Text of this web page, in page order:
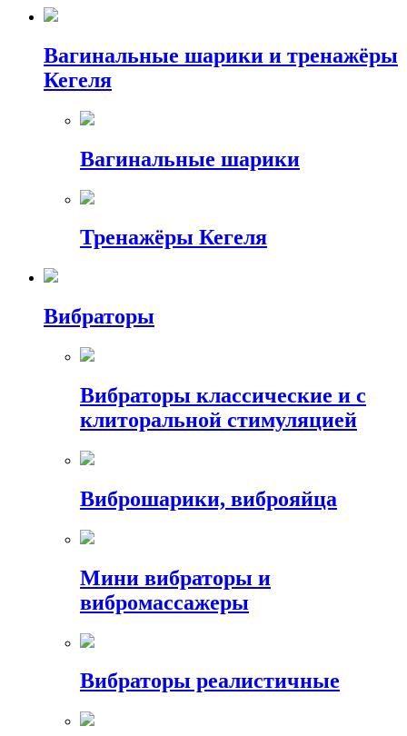
Вагинальные шарики и тренажёры
Кегеля
Вагинальные шарики
Тренажёры Кегеля
Вибраторы
Вибраторы классические и с
клиторальной стимуляцией
Виброшарики, виброяйца
Мини вибраторы и
вибромассажеры
Вибраторы реалистичные